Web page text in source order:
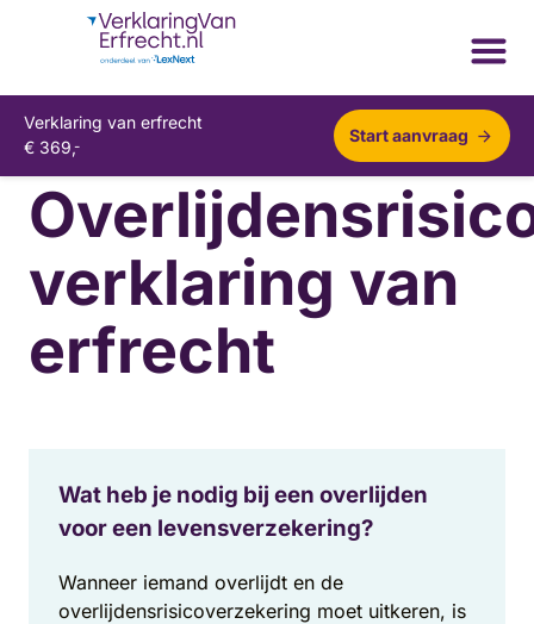
verklaring van
erfrecht
Wat heb je nodig bij een overlijden
voor een levensverzekering?
Wanneer iemand overlijdt en de
overlijdensrisicoverzekering moet uitkeren, is
Verklaring van erfrecht
€ 369,-
Start aanvraag